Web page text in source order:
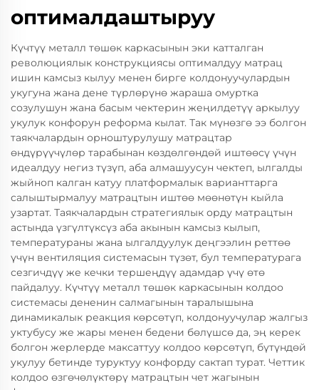
оптималдаштыруу
Күчтүү металл төшөк каркасынын эки катталган
революциялык конструкциясы оптималдуу матрац
ишин камсыз кылуу менен бирге колдонуучулардын
укугуна жана дене түрлөрүнө жараша омуртка
созулушун жана басым чектерин жеңилдетүү аркылуу
укулук конфорун реформа кылат. Так мүнөзгө ээ болгон
таякчалардын орноштурулушу матрацтар
өндүрүүчүлөр тарабынан көздөлгөндөй иштөөсү үчүн
идеалдуу негиз түзүп, аба алмашуусун чектеп, ылгалды
жыйноп калган катуу платформалык варианттарга
салыштырмалуу матрацтын иштөө мөөнөтүн кыйла
узартат. Таякчалардын стратегиялык орду матрацтын
астында үзгүлтүксүз аба акынын камсыз кылып,
температураны жана ылгалдуулук деңгээлин реттөө
үчүн вентиляция системасын түзөт, бул температурага
сезгичдүү же кечки тершеңдүү адамдар үчү өтө
пайдалуу. Күчтүү металл төшөк каркасынын колдоо
системасы дененин салмагынын таралышына
динамикалык реакция көрсөтүп, колдонуучулар жалгыз
уктубусу же жары менен бедени бөлүшсө да, эң керек
болгон жерлерде максаттуу колдоо көрсөтүп, бүтүндөй
укулуу бетинде туруктуу конфорду сактап турат. Четтик
колдоо өзгөчөлүктөрү матрацтын чет жагынын